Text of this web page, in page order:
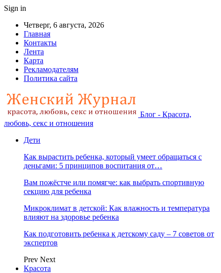
Sign in
Четверг, 6 августа, 2026
Главная
Контакты
Лента
Карта
Рекламодателям
Политика сайта
Блог - Красота,
любовь, секс и отношения
Дети
Как вырастить ребенка, который умеет обращаться с
деньгами: 5 принципов воспитания от…
Вам пожёстче или помягче: как выбрать спортивную
секцию для ребенка
Микроклимат в детской: Как влажность и температура
влияют на здоровье ребенка
Как подготовить ребенка к детскому саду – 7 советов от
экспертов
Prev Next
Красота